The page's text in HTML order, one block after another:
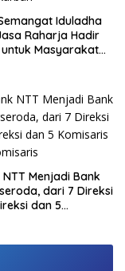
Iduladha
Raharja Hadir
NTT Menjadi Bank
dari 7 Direksi
dan 5